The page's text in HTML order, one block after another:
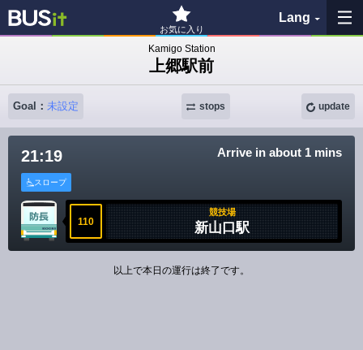
お気に入り
Lang
My Favorites
History
See the map
各バス会社リンク先
問題を報告
Kamigo Station
上郷駅前
Goal： 未設定 update
stops
21:19 Arrive in about 1 mins
スロープ
110
競技場
新山口駅
以上で本日の運行は終了です。